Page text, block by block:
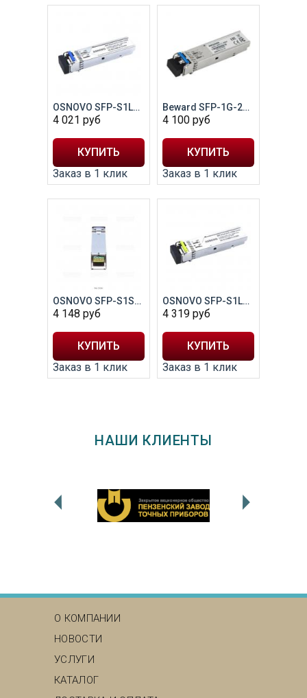
OSNOVO SFP-S1LC19-G-1310-1550
4 021 руб
Заказ в 1 клик
Beward SFP-1G-20KP
4 100 руб
Заказ в 1 клик
OSNOVO SFP-S1SC19-G-1550-1310
4 148 руб
Заказ в 1 клик
OSNOVO SFP-S1LC19-G-1550-1310
4 319 руб
Заказ в 1 клик
НАШИ КЛИЕНТЫ
О КОМПАНИИ
НОВОСТИ
УСЛУГИ
КАТАЛОГ